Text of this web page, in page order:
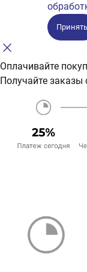
Принять
Оплачивайте
Получайте заказы